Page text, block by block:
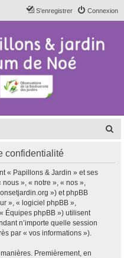
Connexion
S’enregistrer
confidentialité
« Papillons & Jardin » et ses
», « notre », « nos »,
») et phpBB
», « logiciel phpBB »,
Équipes phpBB ») utilisent
n’importe quelle session
par « vos informations »).
Premièrement, en